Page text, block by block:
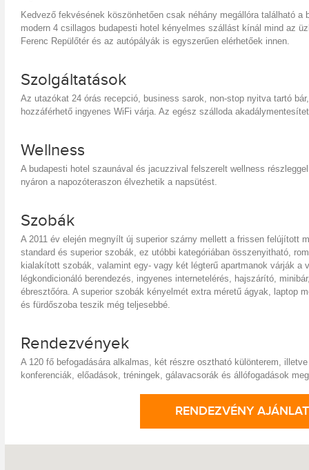
Kedvező fekvésének köszönhetően csak néhány megállóra található
modern 4 csillagos budapesti hotel kényelmes szállást kínál mind az
Ferenc Repülőtér és az autópályák is egyszerűen elérhetőek innen.
Szolgáltatások
Az utazókat 24 órás recepció, business sarok, non-stop nyitva tartó
hozzáférhető ingyenes WiFi várja. Az egész szálloda
Wellness
A budapesti hotel szaunával és jacuzzival felszerelt wellness
nyáron a napozóteraszon élvezhetik a napsütést.
Szobák
A 2011 év elején megnyílt új superior szárny mellett a frissen felújított
standard és superior szobák, ez utóbbi kategóriában összenyitható,
kialakított szobák, valamint egy- vagy két légterű apartmanok várják a
légkondicionáló berendezés, ingyenes internetelérés, hajszárító,
ébresztőóra. A superior szobák kényelmét extra méretű ágyak, laptop
és fürdőszoba teszik még teljesebbé.
Rendezvények
A 120 fő befogadására alkalmas, két részre osztható különterem,
konferenciák, előadások, tréningek, gálavacsorák és állófogadások
RENDEZVÉNY